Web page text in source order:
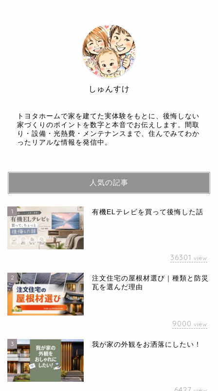
しゅんすけ
トヨタホームで家を建てた実体験をもとに、後悔しない
家づくりのポイントを数字と本音でお伝えします。間取
り・設備・光熱費・メンテナンスまで、住んでみてわか
ったリアルな情報を発信中。
人気の記事
1 有機ELテレビを買って後悔した話
36301 view
2
注文住宅の屋根材選び｜種類と防災
瓦を選んだ理由
9000 view
3 我が家の外観をお洒落にしたい！